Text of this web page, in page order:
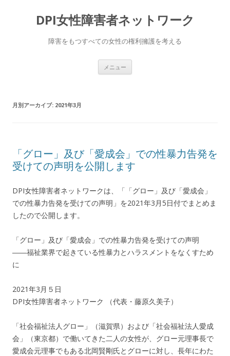
DPI女性障害者ネットワーク
障害をもつすべての女性の権利擁護を考える
メニュー
月別アーカイブ: 2021年3月
「グロー」及び「愛成会」での性暴力告発を
受けての声明を公開します
DPI女性障害者ネットワークは、「「グロー」及び「愛成会」
での性暴力告発を受けての声明」を2021年3月5日付でまとめま
したので公開します。
「グロー」及び「愛成会」での性暴力告発を受けての声明
――福祉業界で起きている性暴力とハラスメントをなくすため
に
2021年3月５日
DPI女性障害者ネットワーク （代表・藤原久美子）
「社会福祉法人グロー」（滋賀県）および「社会福祉法人愛成
会」（東京都）で働いてきた二人の女性が、グロー元理事長で
愛成会元理事でもある北岡賢剛氏とグローに対し、長年にわた